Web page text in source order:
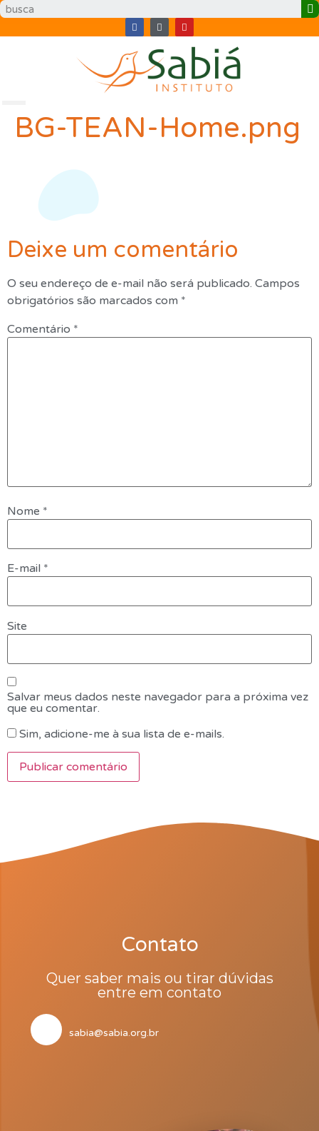
BG-TEAN-Home.png
Deixe um comentário
O seu endereço de e-mail não será publicado. Campos
obrigatórios são marcados com *
Comentário *
Nome *
E-mail *
Site
Salvar meus dados neste navegador para a próxima vez
que eu comentar.
Sim, adicione-me à sua lista de e-mails.
Contato
Quer saber mais ou tirar dúvidas
entre em contato
sabia@sabia.org.br